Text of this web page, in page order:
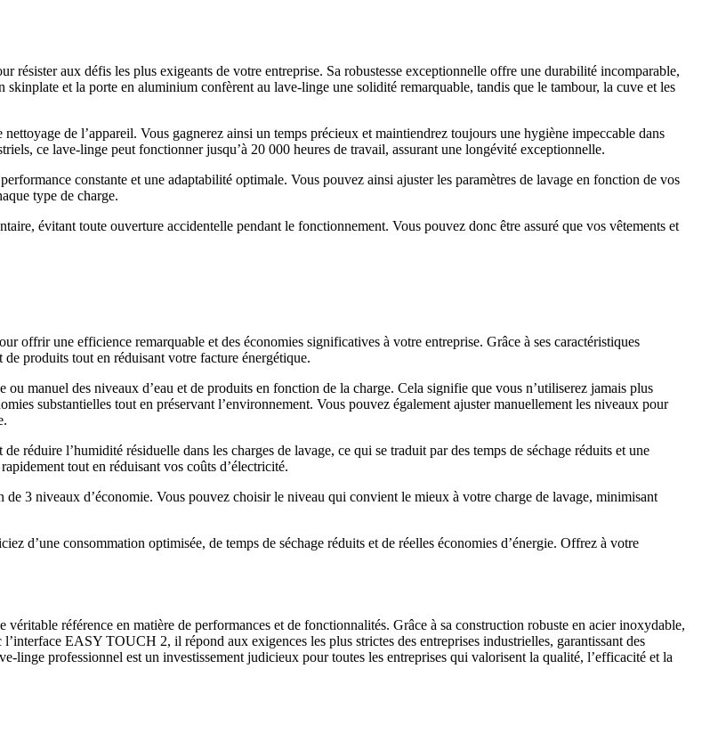
résister aux défis les plus exigeants de votre entreprise. Sa robustesse exceptionnelle offre une durabilité incomparable,
skinplate et la porte en aluminium confèrent au lave-linge une solidité remarquable, tandis que le tambour, la cuve et les
de l’appareil. Vous gagnerez ainsi un temps précieux et maintiendrez toujours une hygiène impeccable dans
ce lave-linge peut fonctionner jusqu’à 20 000 heures de travail, assurant une longévité exceptionnelle.
constante et une adaptabilité optimale. Vous pouvez ainsi ajuster les paramètres de lavage en fonction de vos
type de charge.
évitant toute ouverture accidentelle pendant le fonctionnement. Vous pouvez donc être assuré que vos vêtements et
offrir une efficience remarquable et des économies significatives à votre entreprise. Grâce à ses caractéristiques
produits tout en réduisant votre facture énergétique.
manuel des niveaux d’eau et de produits en fonction de la charge. Cela signifie que vous n’utiliserez jamais plus
substantielles tout en préservant l’environnement. Vous pouvez également ajuster manuellement les niveaux pour
réduire l’humidité résiduelle dans les charges de lavage, ce qui se traduit par des temps de séchage réduits et une
tout en réduisant vos coûts d’électricité.
3 niveaux d’économie. Vous pouvez choisir le niveau qui convient le mieux à votre charge de lavage, minimisant
d’une consommation optimisée, de temps de séchage réduits et de réelles économies d’énergie. Offrez à votre
véritable référence en matière de performances et de fonctionnalités. Grâce à sa construction robuste en acier inoxydable,
EASY TOUCH 2, il répond aux exigences les plus strictes des entreprises industrielles, garantissant des
linge professionnel est un investissement judicieux pour toutes les entreprises qui valorisent la qualité, l’efficacité et la